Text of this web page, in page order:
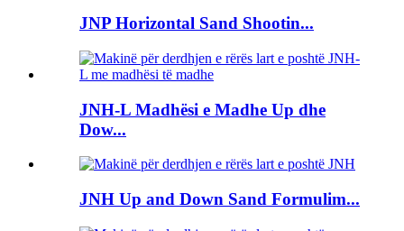
JNP Horizontal Sand Shootin...
JNH-L Madhësi e Madhe Up dhe
Dow...
JNH Up and Down Sand Formulim...